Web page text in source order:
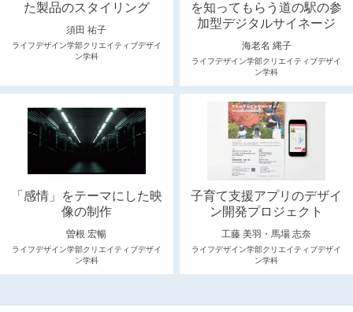
た製品のスタイリング
須田 祐子
ライフデザイン学部クリエイティブデザイ
ン学科
を知ってもらう道の駅の参
加型デジタルサイネージ
海老名 縄子
ライフデザイン学部クリエイティブデザイ
ン学科
「感情」をテーマにした映
像の制作
曽根 宏暢
ライフデザイン学部クリエイティブデザイ
ン学科
子育て支援アプリのデザイ
ン開発プロジェクト
工藤 美羽・馬場 志奈
ライフデザイン学部クリエイティブデザイ
ン学科